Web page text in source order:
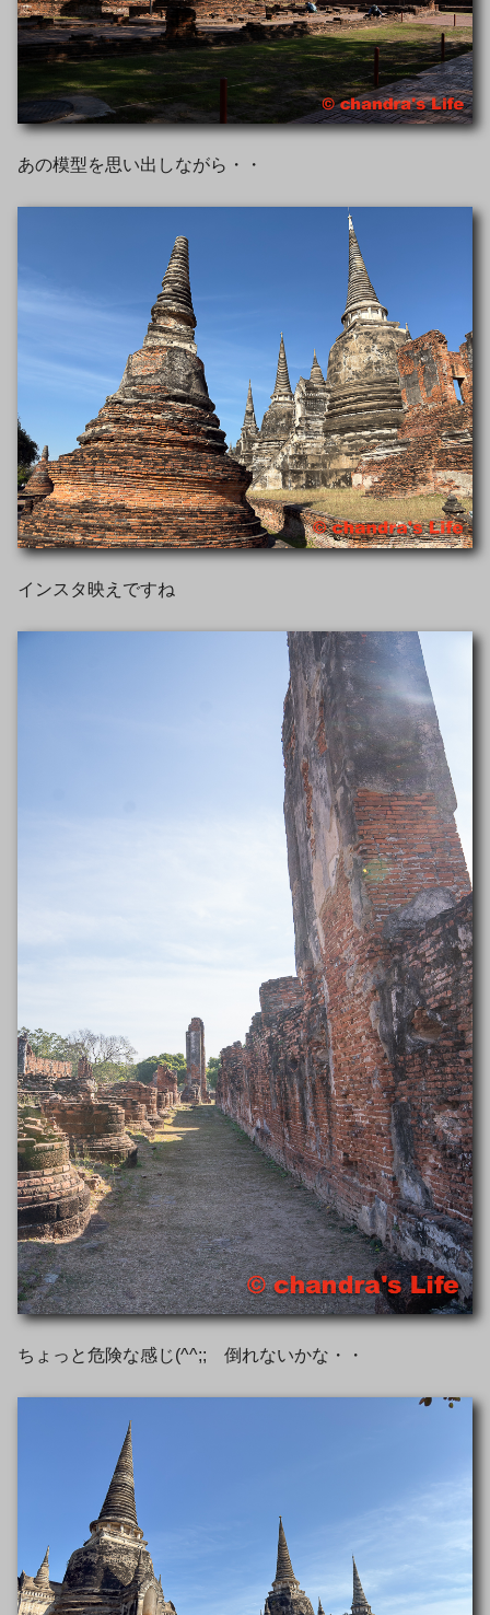
あの模型を思い出しながら・・
インスタ映えですね
ちょっと危険な感じ(^^;; 倒れないかな・・